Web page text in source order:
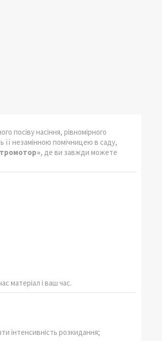
посіву насіння, рівномірного
її незамінною помічницею в саду,
, де ви завжди можете
матеріал і ваш час.
інтенсивність розкидання;